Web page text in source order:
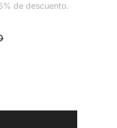
de descuento.